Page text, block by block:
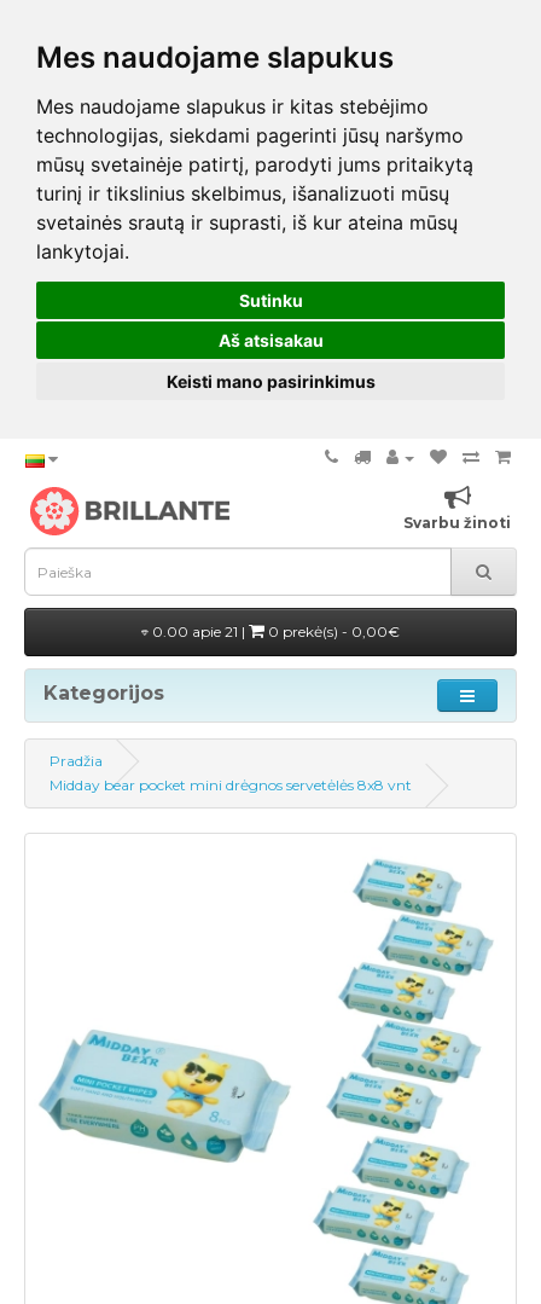
Mes naudojame slapukus
Mes naudojame slapukus ir kitas stebėjimo
technologijas, siekdami pagerinti jūsų naršymo
mūsų svetainėje patirtį, parodyti jums pritaikytą
turinį ir tikslinius skelbimus, išanalizuoti mūsų
svetainės srautą ir suprasti, iš kur ateina mūsų
lankytojai.
Sutinku
Aš atsisakau
Keisti mano pasirinkimus
Svarbu žinoti
0.00 apie 21 | 0 prekė(s) - 0,00€
Kategorijos
Pradžia
Midday bear pocket mini drėgnos servetėlės 8x8 vnt